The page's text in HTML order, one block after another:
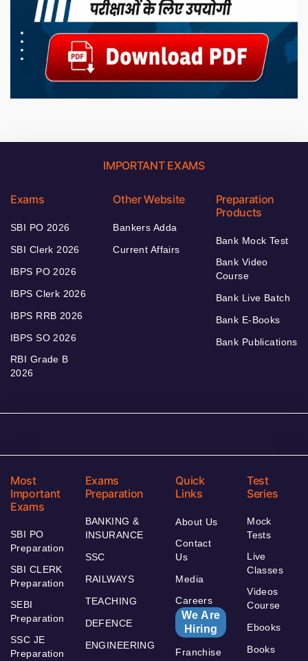
IMPORTANT EXAMS
Exams
SBI PO 2026
SBI Clerk 2026
IBPS PO 2026
IBPS Clerk 2026
IBPS RRB 2026
IBPS SO 2026
RBI Grade B
2026
Other Website
Bankers Adda
Current Affairs
Preparation
Products
Bank Mock Test
Bank Video
Course
Bank Live Batch
Bank E-Books
Bank Publications
Most
Important
Exams
SBI PO
Preparation
SBI CLERK
Preparation
SEBI
Preparation
SSC JE
Preparation
Exams
Preparation
BANKING &
INSURANCE
SSC
RAILWAYS
TEACHING
DEFENCE
ENGINEERING
Quick
Links
About Us
Contact
Us
Media
Careers
We Are
Hiring
Franchise
Test
Series
Mock
Tests
Live
Classes
Videos
Course
Ebooks
Books